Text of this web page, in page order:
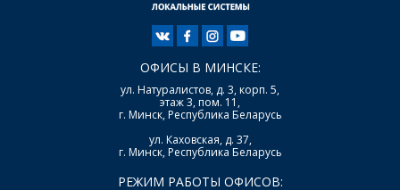
ОФИСЫ В МИНСКЕ:
ул. Натуралистов, д. 3, корп. 5,
этаж 3, пом. 11,
г. Минск, Республика Беларусь
ул. Каховская, д. 37,
г. Минск, Республика Беларусь
РЕЖИМ РАБОТЫ ОФИСОВ: